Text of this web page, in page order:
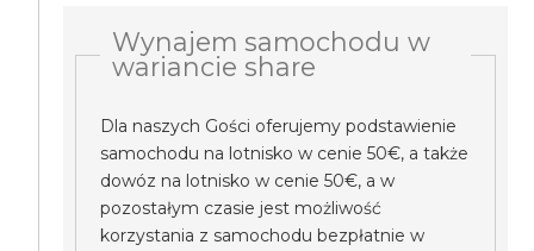
Wynajem samochodu w
wariancie share
Dla naszych Gości oferujemy podstawienie
samochodu na lotnisko w cenie 50€, a także
dowóz na lotnisko w cenie 50€, a w
pozostałym czasie jest możliwość
korzystania z samochodu bezpłatnie w